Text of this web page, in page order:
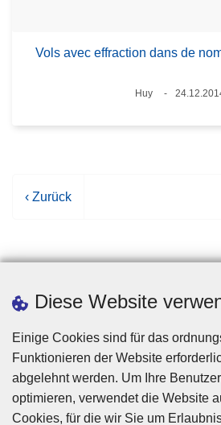
Diese Website
Einige Cookies sind für das
Funktionieren der Website
abgelehnt werden. Um Ihre
optimieren, verwendet die Website
Cookies, für die wir Sie um
Vols avec effraction dans de
Standort
Huy
V
h
g
e
S
e
i
‹ Zurück
Disclaimer